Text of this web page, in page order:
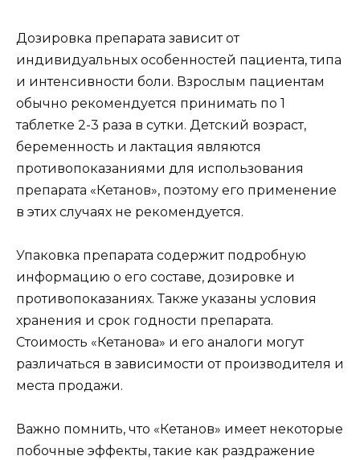
Дозировка препарата зависит от
индивидуальных особенностей пациента, типа
и интенсивности боли. Взрослым пациентам
обычно рекомендуется принимать по 1
таблетке 2-3 раза в сутки. Детский возраст,
беременность и лактация являются
противопоказаниями для использования
препарата «Кетанов», поэтому его применение
в этих случаях не рекомендуется.
Упаковка препарата содержит подробную
информацию о его составе, дозировке и
противопоказаниях. Также указаны условия
хранения и срок годности препарата.
Стоимость «Кетанова» и его аналоги могут
различаться в зависимости от производителя и
места продажи.
Важно помнить, что «Кетанов» имеет некоторые
побочные эффекты, такие как раздражение